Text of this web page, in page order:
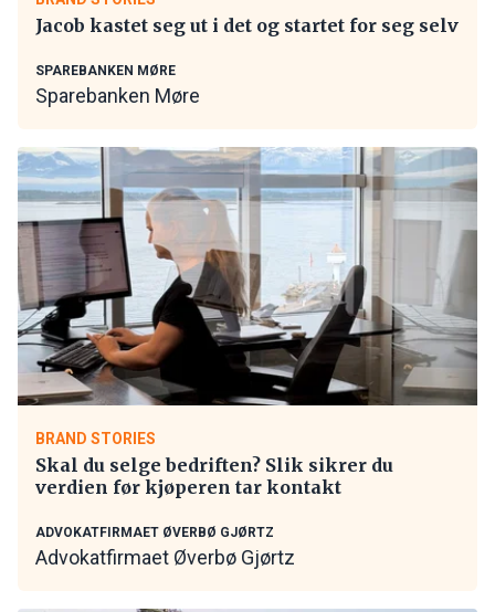
Jacob kastet seg ut i det og startet for seg selv
SPAREBANKEN MØRE
Sparebanken Møre
BRAND STORIES
Skal du selge bedriften? Slik sikrer du
verdien før kjøperen tar kontakt
ADVOKATFIRMAET ØVERBØ GJØRTZ
Advokatfirmaet Øverbø Gjørtz